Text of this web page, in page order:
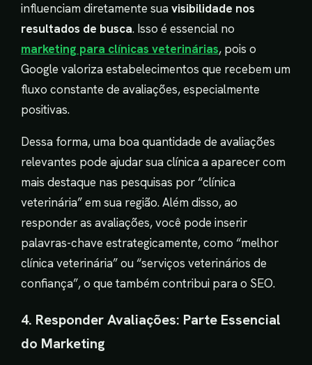
influenciam diretamente suavisibilidade nos
resultados de busca. Isso é essencial no
marketing para clínicas veterinárias, pois o
Google valoriza estabelecimentos que recebem um
fluxo constante de avaliações, especialmente
positivas.
Dessa forma, uma boa quantidade de avaliações
relevantes pode ajudar sua clínica a aparecer com
mais destaque nas pesquisas por “clínica
veterinária” em sua região. Além disso, ao
responder as avaliações, você pode inserir
palavras-chave estrategicamente, como “melhor
clínica veterinária” ou “serviços veterinários de
confiança”, o que também contribui para o SEO.
4. Responder Avaliações: Parte Essencial
do Marketing